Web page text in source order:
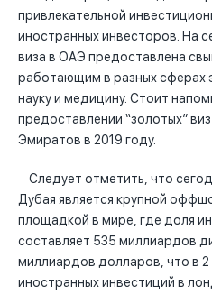
привлекательной
иностранных инвесторов. На
виза в ОАЭ предоставлена
работающим в разных сферах
науку и медицину. Стоит
предоставлении “золотых”
Эмиратов в 2019 году.
Следует отметить, что
Дубая является крупной
площадкой в мире, где доля
составляет 535 миллиардов
миллиардов долларов, что в
иностранных инвестиций в